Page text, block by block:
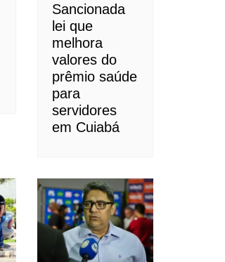
Sancionada
lei que
melhora
valores do
prêmio saúde
para
servidores
em Cuiabá